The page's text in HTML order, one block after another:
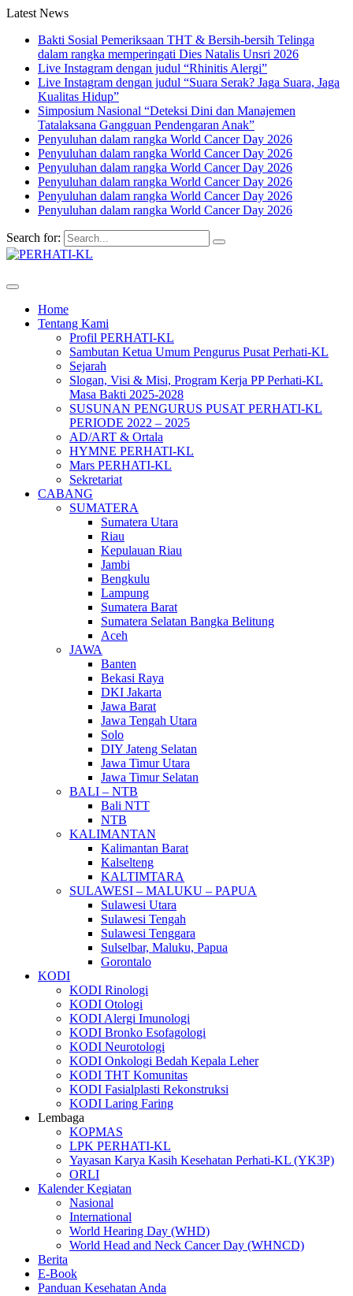
Latest News
Bakti Sosial Pemeriksaan THT & Bersih-bersih Telinga
dalam rangka memperingati Dies Natalis Unsri 2026
Live Instagram dengan judul “Rhinitis Alergi”
Live Instagram dengan judul “Suara Serak? Jaga Suara, Jaga
Kualitas Hidup”
Simposium Nasional “Deteksi Dini dan Manajemen
Tatalaksana Gangguan Pendengaran Anak”
Penyuluhan dalam rangka World Cancer Day 2026
Penyuluhan dalam rangka World Cancer Day 2026
Penyuluhan dalam rangka World Cancer Day 2026
Penyuluhan dalam rangka World Cancer Day 2026
Penyuluhan dalam rangka World Cancer Day 2026
Penyuluhan dalam rangka World Cancer Day 2026
Search for:
Home
Tentang Kami
Profil PERHATI-KL
Sambutan Ketua Umum Pengurus Pusat Perhati-KL
Sejarah
Slogan, Visi & Misi, Program Kerja PP Perhati-KL
Masa Bakti 2025-2028
SUSUNAN PENGURUS PUSAT PERHATI-KL
PERIODE 2022 – 2025
AD/ART & Ortala
HYMNE PERHATI-KL
Mars PERHATI-KL
Sekretariat
CABANG
SUMATERA
Sumatera Utara
Riau
Kepulauan Riau
Jambi
Bengkulu
Lampung
Sumatera Barat
Sumatera Selatan Bangka Belitung
Aceh
JAWA
Banten
Bekasi Raya
DKI Jakarta
Jawa Barat
Jawa Tengah Utara
Solo
DIY Jateng Selatan
Jawa Timur Utara
Jawa Timur Selatan
BALI – NTB
Bali NTT
NTB
KALIMANTAN
Kalimantan Barat
Kalselteng
KALTIMTARA
SULAWESI – MALUKU – PAPUA
Sulawesi Utara
Sulawesi Tengah
Sulawesi Tenggara
Sulselbar, Maluku, Papua
Gorontalo
KODI
KODI Rinologi
KODI Otologi
KODI Alergi Imunologi
KODI Bronko Esofagologi
KODI Neurotologi
KODI Onkologi Bedah Kepala Leher
KODI THT Komunitas
KODI Fasialplasti Rekonstruksi
KODI Laring Faring
Lembaga
KOPMAS
LPK PERHATI-KL
Yayasan Karya Kasih Kesehatan Perhati-KL (YK3P)
ORLI
Kalender Kegiatan
Nasional
International
World Hearing Day (WHD)
World Head and Neck Cancer Day (WHNCD)
Berita
E-Book
Panduan Kesehatan Anda